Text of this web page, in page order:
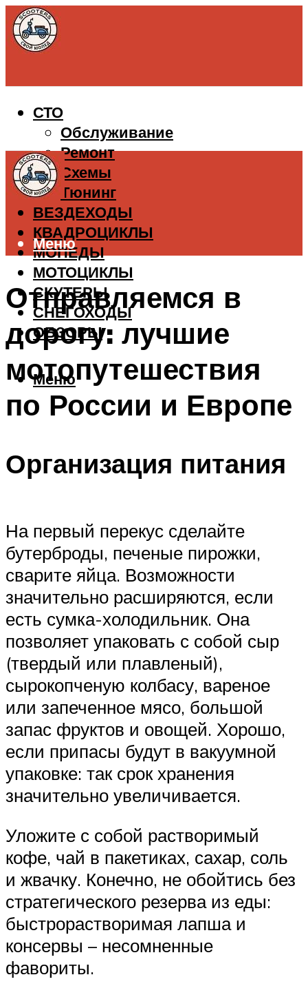
СТО
Обслуживание
Ремонт
Схемы
Тюнинг
ВЕЗДЕХОДЫ
КВАДРОЦИКЛЫ
МОПЕДЫ
МОТОЦИКЛЫ
СКУТЕРЫ
СНЕГОХОДЫ
ОБЗОРЫ
Меню
Меню
Отправляемся в
дорогу: лучшие
мотопутешествия
по России и Европе
Организация питания
На первый перекус сделайте
бутерброды, печеные пирожки,
сварите яйца. Возможности
значительно расширяются, если
есть сумка-холодильник. Она
позволяет упаковать с собой сыр
(твердый или плавленый),
сырокопченую колбасу, вареное
или запеченное мясо, большой
запас фруктов и овощей. Хорошо,
если припасы будут в вакуумной
упаковке: так срок хранения
значительно увеличивается.
Уложите с собой растворимый
кофе, чай в пакетиках, сахар, соль
и жвачку. Конечно, не обойтись без
стратегического резерва из еды:
быстрорастворимая лапша и
консервы – несомненные
фавориты.